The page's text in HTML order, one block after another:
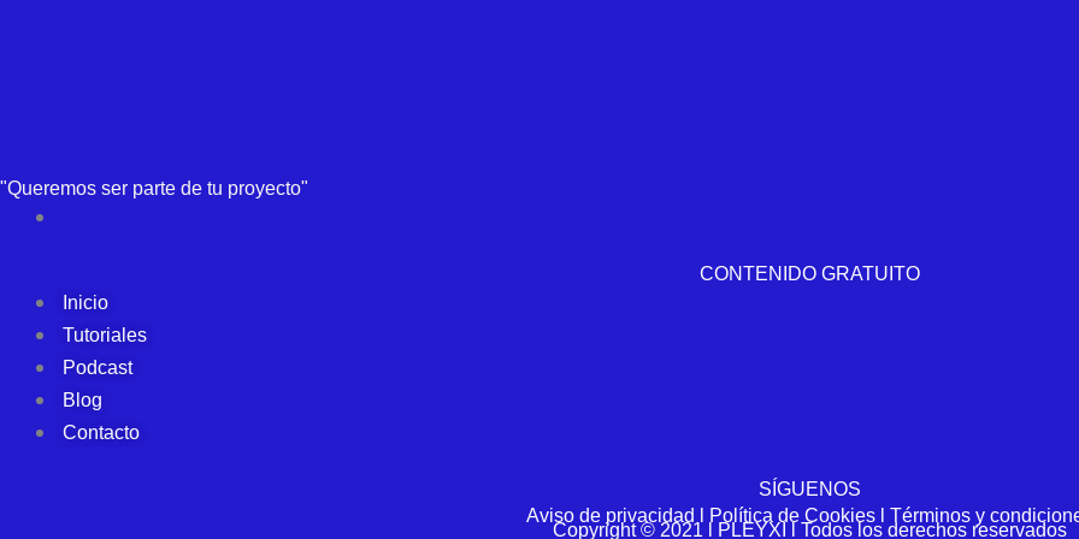
"Queremos ser parte de tu proyecto"
CONTENIDO GRATUITO
Inicio
Tutoriales
Podcast
Blog
Contacto
SÍGUENOS
Aviso de privacidad l Política de Cookies l Términos y
Copyright © 2021 l PLEYXI l Todos los derechos reservados